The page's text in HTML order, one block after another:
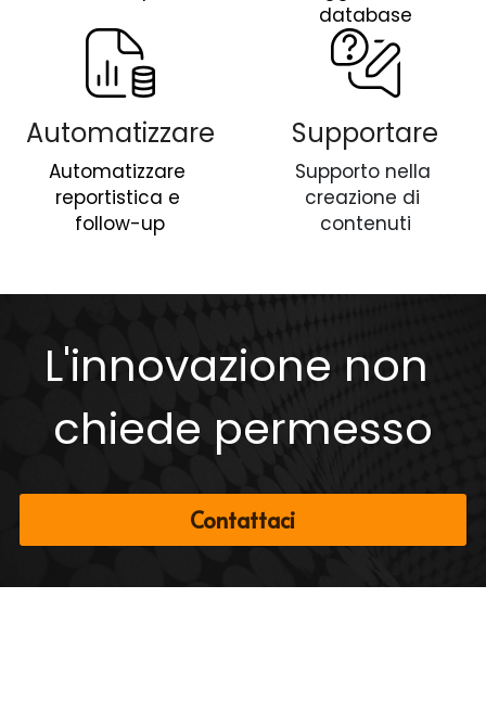
database
Automatizzare
Automatizzare
reportistica e
follow-up
Supportare
Supporto nella
creazione di
contenuti
L'innovazione non
chiede permesso
Contattaci